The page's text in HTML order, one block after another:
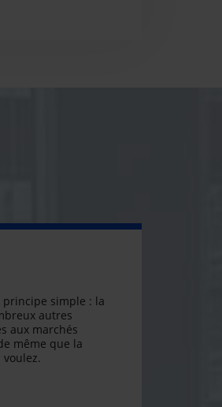
simple : la
autres
aux marchés
même que la